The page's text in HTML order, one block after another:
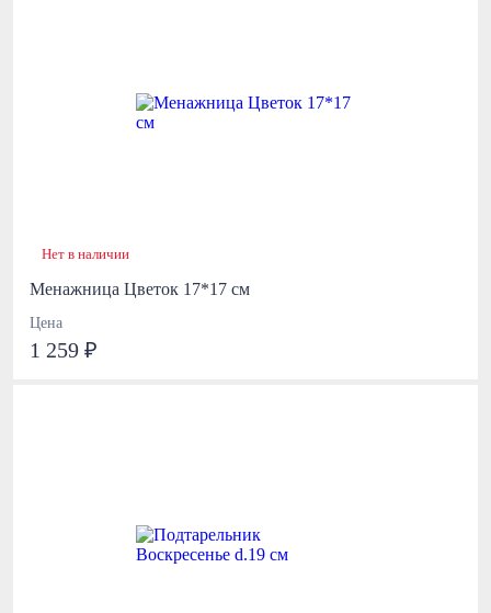
Нет в наличии
Менажница Цветок 17*17 см
Цена
1 259 ₽